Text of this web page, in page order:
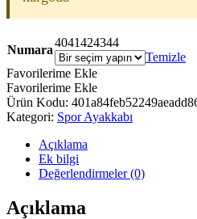
Numara
4041424344
Temizle
Favorilerime Ekle
Favorilerime Ekle
Ürün Kodu:
Kategori: Spor Ayakkabı
Açıklama
Ek bilgi
Değerlendirmeler (0)
Açıklama